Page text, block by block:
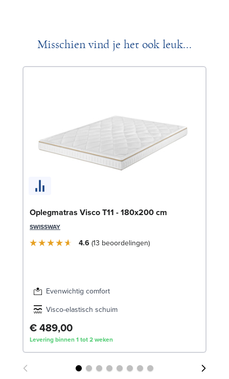
Misschien vind je het ook leuk...
Oplegmatras Visco T11 - 180x200 cm
SWISSWAY
4.6 13 beoordelingen
Evenwichtig comfort
Visco-elastisch schuim
€ 489,00
Levering binnen 1 tot 2 weken